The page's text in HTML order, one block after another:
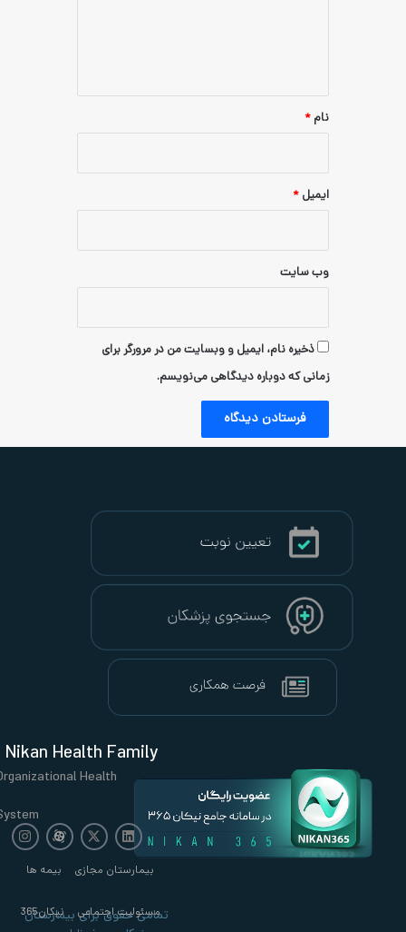
ایمیل و وبسایت من در مرورگر برای
دیدگاهی می‌نویسم.
Nikan Health Family
Organizational Health
System
بیمه ها
نیکان365
تمامی حقوق برای بیمارستان